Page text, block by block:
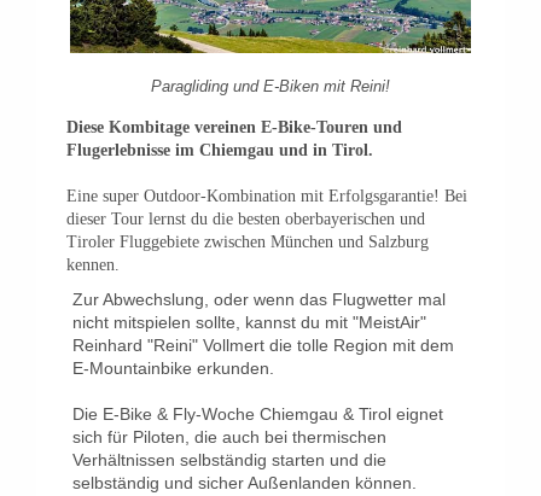
Paragliding und E-Biken mit Reini!
Diese Kombitage vereinen E-Bike-Touren und
Flugerlebnisse im Chiemgau und in Tirol.
Eine super Outdoor-Kombination mit Erfolgsgarantie! Bei
dieser Tour lernst du die besten oberbayerischen und
Tiroler Fluggebiete zwischen München und Salzburg
kennen.
Zur Abwechslung, oder wenn das Flugwetter mal
nicht mitspielen sollte, kannst du mit "MeistAir"
Reinhard "Reini" Vollmert die tolle Region mit dem
E-Mountainbike erkunden.
Die E-Bike & Fly-Woche Chiemgau & Tirol eignet
sich für Piloten, die auch bei thermischen
Verhältnissen selbständig starten und die
selbständig und sicher Außenlanden können.